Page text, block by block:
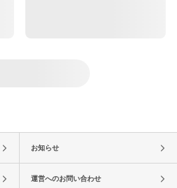
お知らせ
運営へのお問い合わせ